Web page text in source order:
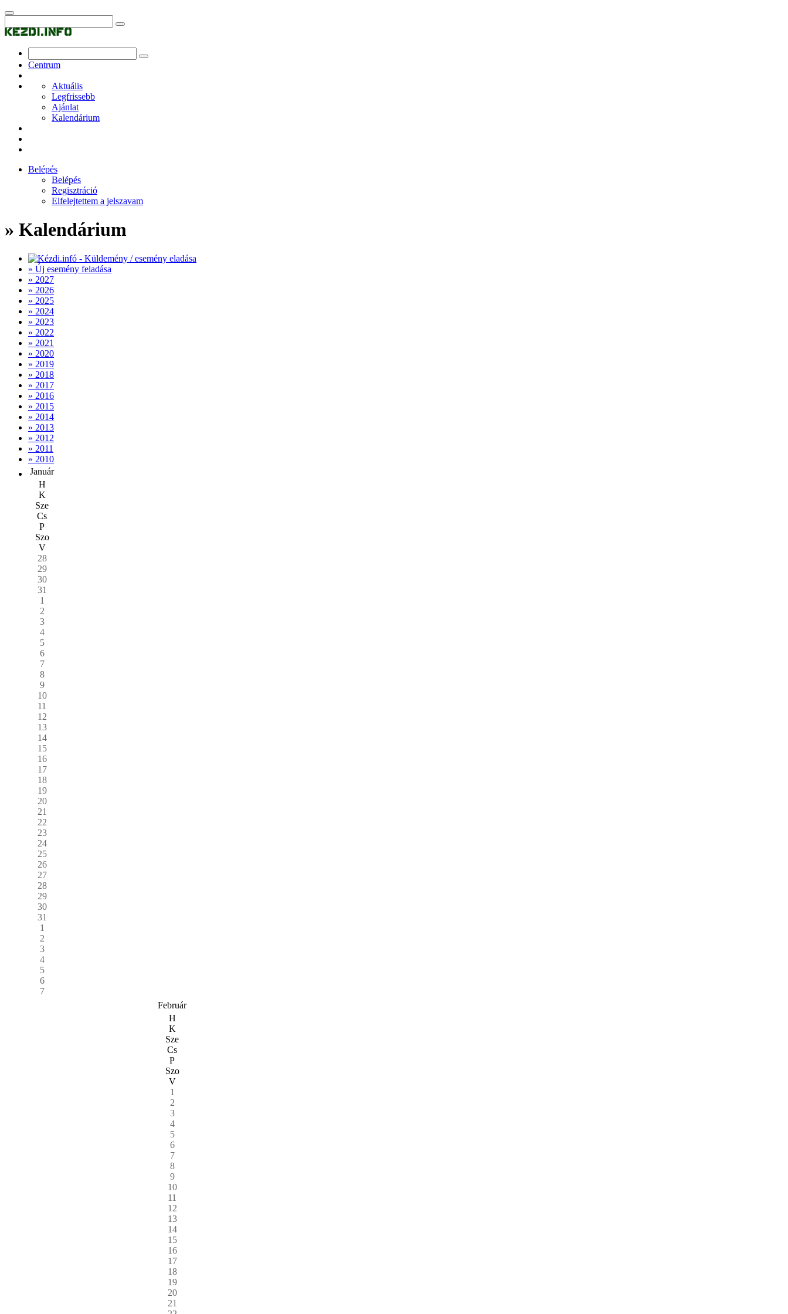
Centrum
Aktuális
Legfrissebb
Ajánlat
Kalendárium
Belépés
Belépés
Regisztráció
Elfelejtettem a jelszavam
» Kalendárium
» Új esemény feladása
» 2027
» 2026
» 2025
» 2024
» 2023
» 2022
» 2021
» 2020
» 2019
» 2018
» 2017
» 2016
» 2015
» 2014
» 2013
» 2012
» 2011
» 2010
Január
H
K
Sze
Cs
P
Szo
V
28
29
30
31
1
2
3
4
5
6
7
8
9
10
11
12
13
14
15
16
17
18
19
20
21
22
23
24
25
26
27
28
29
30
31
1
2
3
4
5
6
7
Február
H
K
Sze
Cs
P
Szo
V
1
2
3
4
5
6
7
8
9
10
11
12
13
14
15
16
17
18
19
20
21